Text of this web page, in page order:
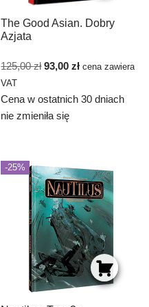
The Good Asian. Dobry
Azjata
125,00zł 93,00zł cena zawiera
VAT
Cena w ostatnich 30 dniach
nie zmieniła się
-25%